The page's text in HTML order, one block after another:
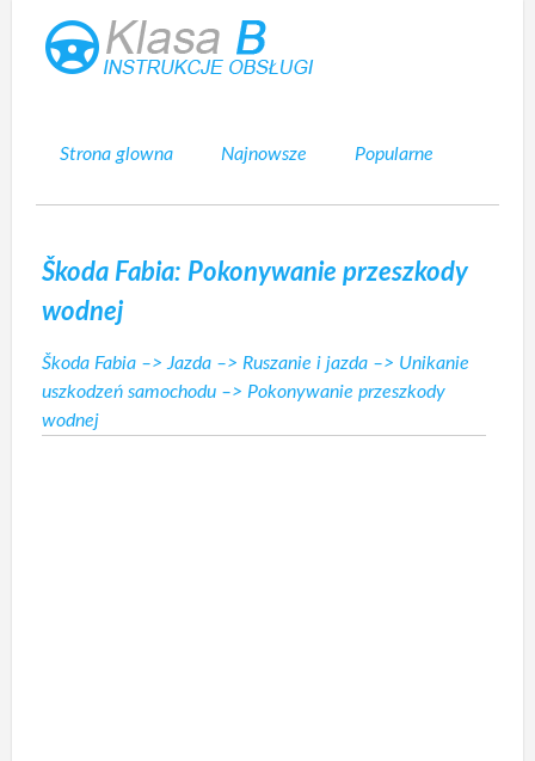
Strona glowna Najnowsze Popularne
Škoda Fabia: Pokonywanie przeszkody
wodnej
Škoda Fabia –>Jazda –> Ruszanie i jazda –> Unikanie
uszkodzeń samochodu –> Pokonywanie przeszkody
wodnej